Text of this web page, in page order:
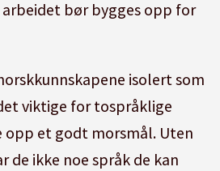
bør bygges opp for
isolert som
viktige for tospråklige
opp et godt morsmål. Uten
de ikke noe språk de kan